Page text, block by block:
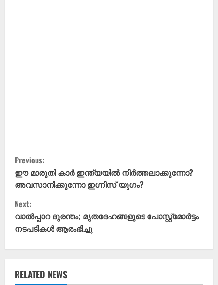
C
o
n
t
i
u
Previous:
ഈ മാരുതി കാർ ഇന്ത്യയിൽ നിർത്തലാക്കുന്നോ?
അവസാനിക്കുന്നോ ഇഗ്നിസ് യുഗം?
Next:
വാൽപ്പാറ ദുരന്തം; മൃതദേഹങ്ങളുടെ പോസ്റ്റ്‍മോർട്ടം
നടപടികൾ ആരംഭിച്ചു
RELATED NEWS